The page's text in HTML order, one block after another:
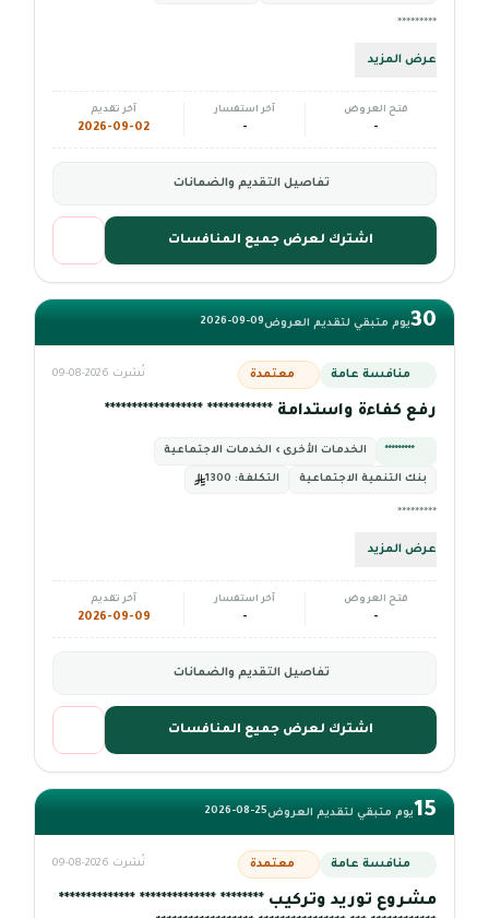
*********
عرض المزيد
فتح العروض
-
آخر استفسار
-
آخر تقديم
2026-09-02
تفاصيل التقديم والضمانات
اشترك لعرض جميع المنافسات
30يوم متبقي لتقديم العروض2026-09-09
منافسة عامة معتمدة نُشرت 2026-08-09
رفع كفاءة واستدامة ************ ******************
********* الخدمات الأخرى › الخدمات الاجتماعية
بنك التنمية الاجتماعية التكلفة:
*********
عرض المزيد
فتح العروض
-
آخر استفسار
-
آخر تقديم
2026-09-09
تفاصيل التقديم والضمانات
اشترك لعرض جميع المنافسات
15يوم متبقي لتقديم العروض2026-08-25
منافسة عامة معتمدة نُشرت 2026-08-09
مشروع توريد وتركيب ******** ************** **************